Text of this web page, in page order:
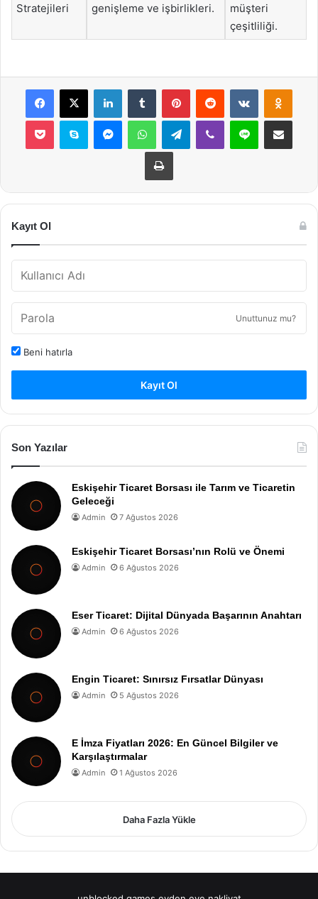
Stratejileri
genişleme ve işbirlikleri.
müşteri
çeşitliliği.
Facebook
X LinkedInTumblr PinterestReddit VKontakte
Pocket Skype MessengerWhatsAppTelegramViber Line E-Posta ile
Yazdır
Kayıt Ol
Unuttunuz mu?
Beni hatırla
Kayıt Ol
Son Yazılar
Eskişehir Ticaret Borsası ile Tarım ve Ticaretin
Geleceği
Admin 7 Ağustos 2026
Eskişehir Ticaret Borsası’nın Rolü ve Önemi
Admin 6 Ağustos 2026
Eser Ticaret: Dijital Dünyada Başarının Anahtarı
Admin 6 Ağustos 2026
Engin Ticaret: Sınırsız Fırsatlar Dünyası
Admin 5 Ağustos 2026
E İmza Fiyatları 2026: En Güncel Bilgiler ve
Karşılaştırmalar
Admin 1 Ağustos 2026
Daha Fazla Yükle